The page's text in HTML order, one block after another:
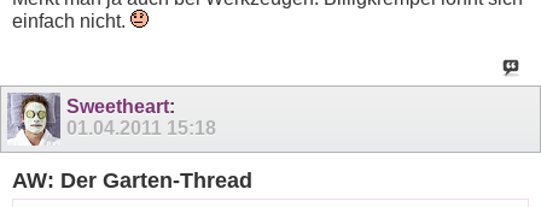
einfach nicht.
Sweetheart:
01.04.2011 15:18
AW: Der Garten-Thread